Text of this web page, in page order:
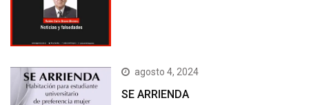
agosto 4, 2024
SE ARRIENDA